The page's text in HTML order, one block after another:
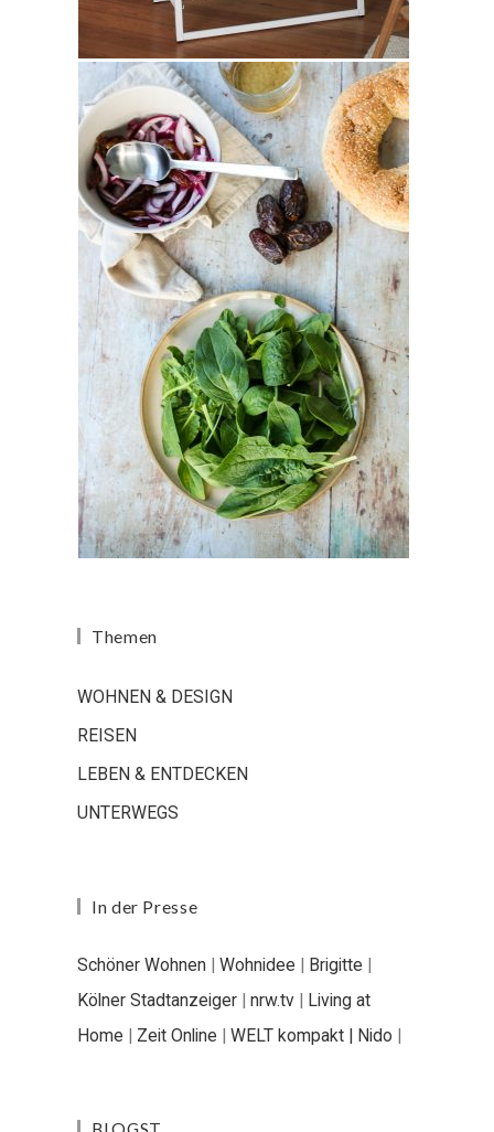
Themen
WOHNEN & DESIGN
REISEN
LEBEN & ENTDECKEN
UNTERWEGS
In der Presse
Schöner Wohnen | Wohnidee | Brigitte |
Kölner Stadtanzeiger | nrw.tv | Living at
Home | Zeit Online | WELT kompakt | Nido |